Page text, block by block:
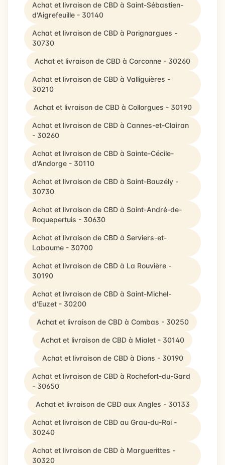
Achat et livraison de CBD à Saint-Sébastien-
d'Aigrefeuille - 30140
Achat et livraison de CBD à Parignargues -
30730
Achat et livraison de CBD à Corconne - 30260
Achat et livraison de CBD à Valliguières -
30210
Achat et livraison de CBD à Collorgues - 30190
Achat et livraison de CBD à Cannes-et-Clairan
- 30260
Achat et livraison de CBD à Sainte-Cécile-
d'Andorge - 30110
Achat et livraison de CBD à Saint-Bauzély -
30730
Achat et livraison de CBD à Saint-André-de-
Roquepertuis - 30630
Achat et livraison de CBD à Serviers-et-
Labaume - 30700
Achat et livraison de CBD à La Rouvière -
30190
Achat et livraison de CBD à Saint-Michel-
d'Euzet - 30200
Achat et livraison de CBD à Combas - 30250
Achat et livraison de CBD à Mialet - 30140
Achat et livraison de CBD à Dions - 30190
Achat et livraison de CBD à Rochefort-du-Gard
- 30650
Achat et livraison de CBD aux Angles - 30133
Achat et livraison de CBD au Grau-du-Roi -
30240
Achat et livraison de CBD à Marguerittes -
30320